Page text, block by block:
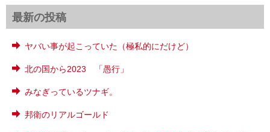
最新の投稿
ヤバい事が起こっていた（極私的にだけど）
北の国から2023 「愚行」
みなぎっているツナギ。
邦衛のリアルゴールド